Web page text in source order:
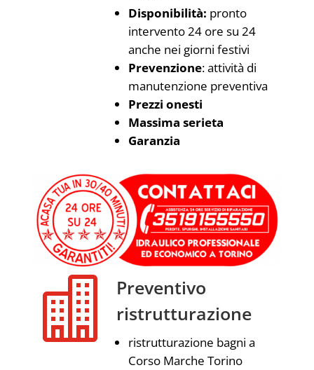
Disponibilità: pronto
intervento 24 ore su 24
anche nei giorni festivi
Prevenzione: attività di
manutenzione preventiva
Prezzi onesti
Massima serieta
Garanzia

Preventivo
ristrutturazione
ristrutturazione bagni a
Corso Marche Torino